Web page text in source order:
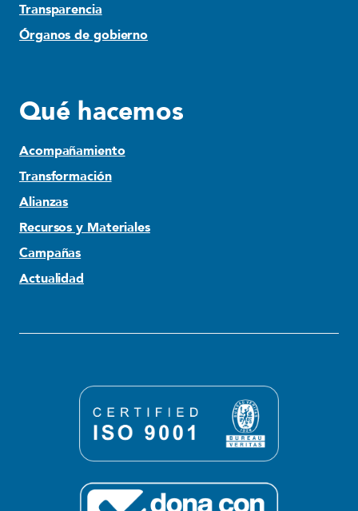
Transparencia
Órganos de gobierno
Qué hacemos
Acompañamiento
Transformación
Alianzas
Recursos y Materiales
Campañas
Actualidad